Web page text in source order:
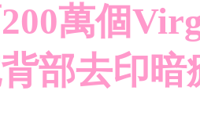
萬個
部去印暗